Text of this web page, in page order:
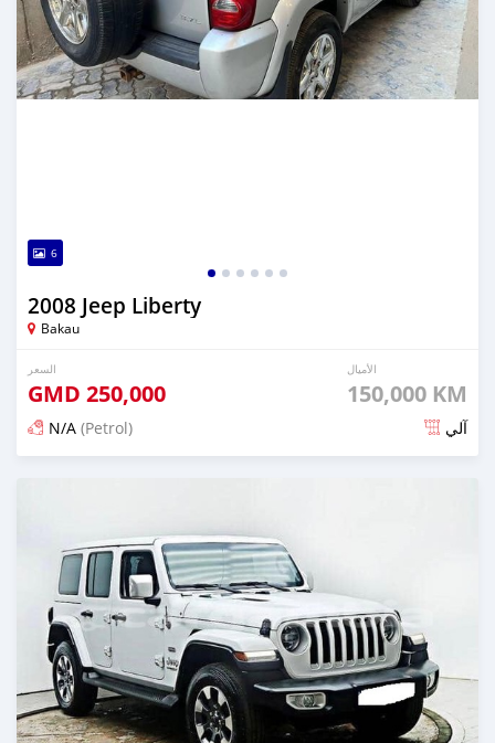
6
2008 Jeep Liberty
Bakau
السعر
GMD 250,000
الأميال
150,000 KM
N/A (Petrol) آلي